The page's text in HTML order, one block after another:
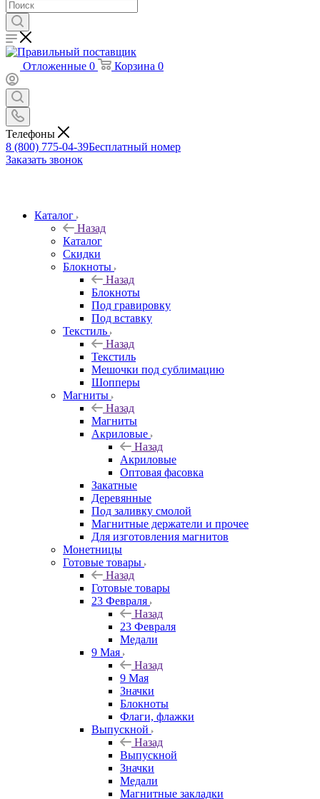
Отложенные 0 Корзина 0
Телефоны
8 (800) 775-04-39Бесплатный номер
Заказать звонок
Каталог
Назад
Каталог
Скидки
Блокноты
Назад
Блокноты
Под гравировку
Под вставку
Текстиль
Назад
Текстиль
Мешочки под сублимацию
Шопперы
Магниты
Назад
Магниты
Акриловые
Назад
Акриловые
Оптовая фасовка
Закатные
Деревянные
Под заливку смолой
Магнитные держатели и прочее
Для изготовления магнитов
Монетницы
Готовые товары
Назад
Готовые товары
23 Февраля
Назад
23 Февраля
Медали
9 Мая
Назад
9 Мая
Значки
Блокноты
Флаги, флажки
Выпускной
Назад
Выпускной
Значки
Медали
Магнитные закладки